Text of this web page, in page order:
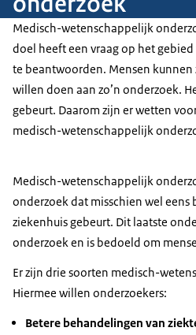
Medisch-wetenschappelijk
doel heeft een vraag op het
te beantwoorden. Mensen kunnen
willen doen aan zo’n onderzoek.
gebeurt. Daarom zijn er wetten
medisch-wetenschappelijk
Medisch-wetenschappelijk
onderzoek dat misschien wel eens
ziekenhuis gebeurt. Dit laatste
onderzoek en is bedoeld om
Er zijn drie soorten medisch-
Hiermee willen onderzoekers:
Betere behandelingen van